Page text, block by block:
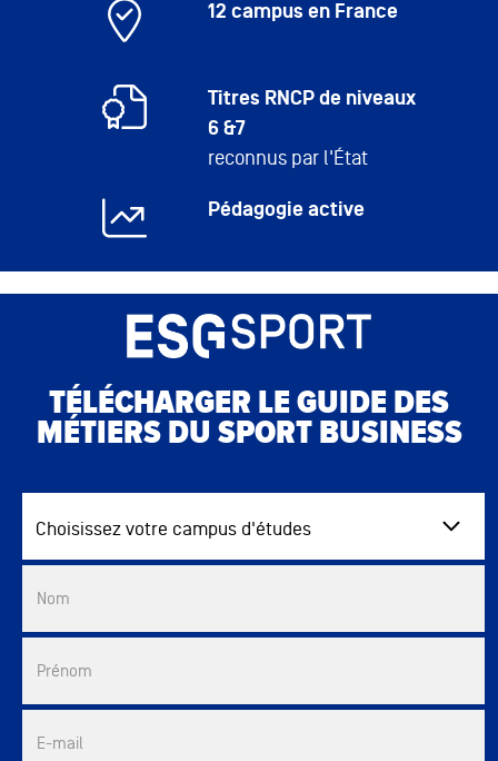
12 campus en France
Titres RNCP de niveaux
6 &7
reconnus par l'État
Pédagogie active
TÉLÉCHARGER LE GUIDE DES
MÉTIERS DU SPORT BUSINESS
Choisissez votre campus d'études
Nom
Prénom
E-mail